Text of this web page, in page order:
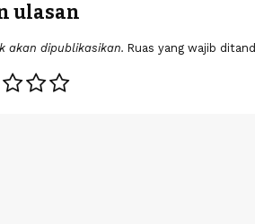
ulasan
akan dipublikasikan. Ruas yang wajib